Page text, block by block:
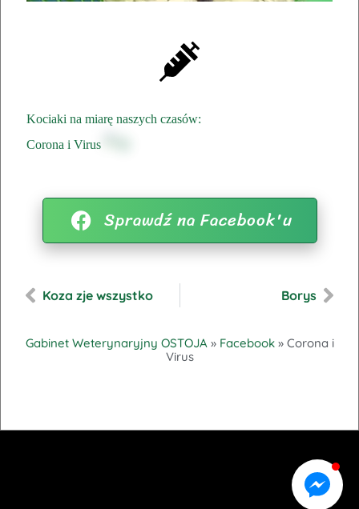
Kociaki na miarę naszych czasów:
Corona i Virus
Sprawdź na Facebook'u
Koza zje wszystko Borys
Gabinet Weterynaryjny OSTOJA» Facebook» Corona i
Virus